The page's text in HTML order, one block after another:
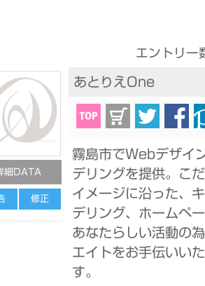
エントリー
細DATA
修正
あとりえOne
霧島市でWebデザイ
デリングを提供。こ
イメージに沿った、
デリング、ホームペ
あなたらしい活動の
エイトをお手伝いい
す。